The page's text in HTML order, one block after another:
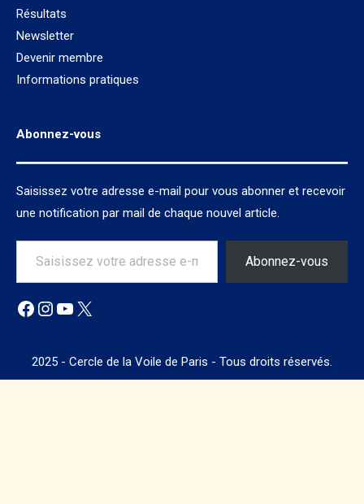
Résultats
Newsletter
Devenir membre
Informations pratiques
Abonnez-vous
Saisissez votre adresse e-mail pour vous abonner et recevoir
une notification par mail de chaque nouvel article.
Saisissez votre adresse e-mail…
Abonnez-vous
Facebook
Instagram
YouTube
X
2025 - Cercle de la Voile de Paris - Tous droits réservés.